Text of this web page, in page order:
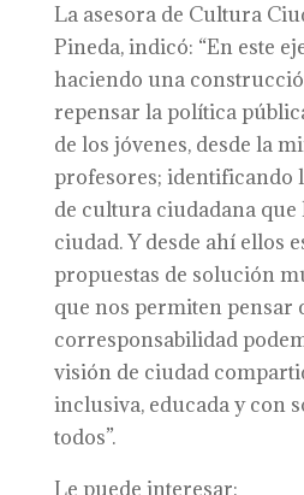
La asesora de Cultura
Pineda, indicó: “En este
haciendo una
repensar la política
de los jóvenes, desde la
profesores; identificando
de cultura ciudadana que
ciudad. Y desde ahí ellos
propuestas de solución
que nos permiten pensar
corresponsabilidad
visión de ciudad
inclusiva, educada y con
todos”.
Le puede interesar: